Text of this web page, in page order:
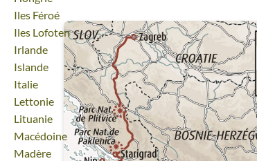
Voyage
Iles Féroé
Voyage
Iles Lofoten
Voyage
Irlande
Voyage
Islande
Voyage
Italie
Voyage
Lettonie
Voyage
Lituanie
Voyage
Macédoine
Voyage
Madère